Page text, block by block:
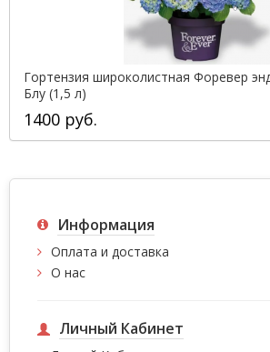
Гортензия широколистная Форевер
Блу (1,5 л)
1400 руб.
Информация
Оплата и доставка
О нас
Личный Кабинет